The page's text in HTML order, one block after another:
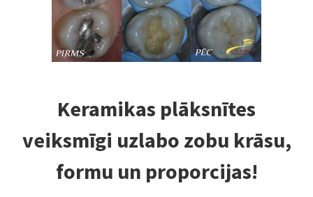
Keramikas plāksnītes
veiksmīgi uzlabo zobu krāsu,
formu un proporcijas!